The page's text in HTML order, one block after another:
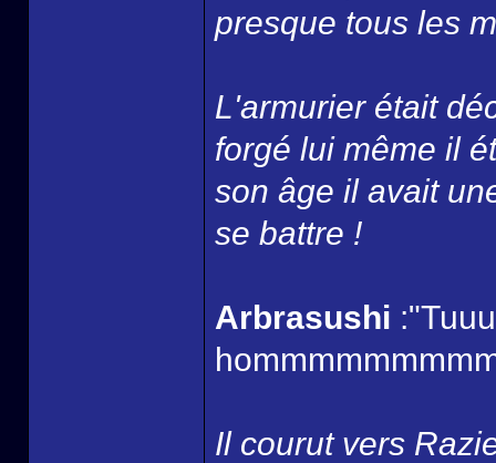
presque tous les
L'armurier était
forgé lui même il
son âge il avait
se battre !
Arbrasushi
Il courut vers